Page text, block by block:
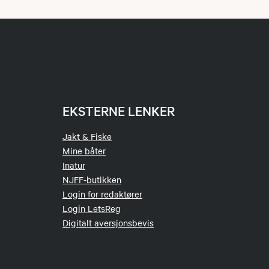
EKSTERNE LENKER
Jakt & Fiske
Mine båter
Inatur
NJFF-butikken
Login for redaktører
Login LetsReg
Digitalt aversjonsbevis